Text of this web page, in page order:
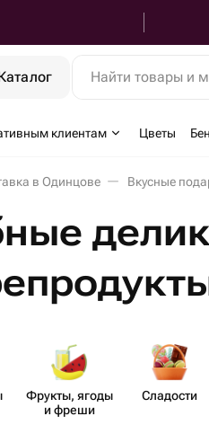
Найти товары и
клиентам Цветы
в Одинцове Вкусные
Фрукты, ягоды
и фреши
Сладости